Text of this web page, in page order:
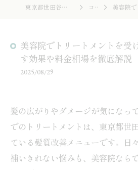
東京都世田谷の美容院ならLibcolor コラム 美容院でトリート
美容院でトリートメントを受
す効果や料金相場を徹底解説
2025/08/29
髪の広がりやダメージが気になっ
でのトリートメントは、東京都世
ている髪質改善メニューです。日
補いきれない悩みも、美容院なら